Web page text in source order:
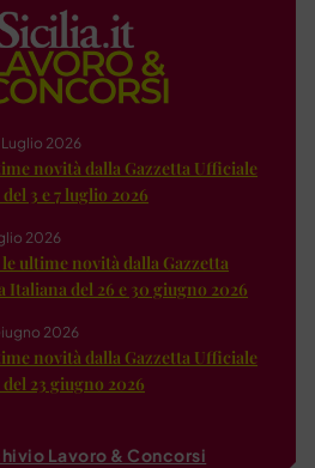
2026
novità dalla Gazzetta Ufficiale
3 e 7 luglio 2026
2026
ultime novità dalla Gazzetta
Italiana del 26 e 30 giugno 2026
2026
novità dalla Gazzetta Ufficiale
23 giugno 2026
Lavoro & Concorsi